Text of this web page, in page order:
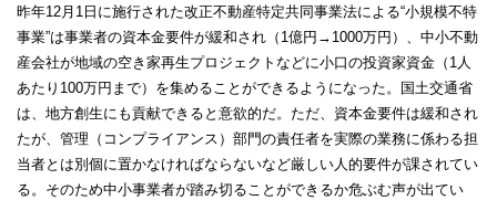
昨年12月1日に施行された改正不動産特定共同事業法による“小規模不特
事業”は事業者の資本金要件が緩和され（1億円→1000万円）、中小不動
産会社が地域の空き家再生プロジェクトなどに小口の投資家資金（1人
あたり100万円まで）を集めることができるようになった。国土交通省
は、地方創生にも貢献できると意欲的だ。ただ、資本金要件は緩和され
たが、管理（コンプライアンス）部門の責任者を実際の業務に係わる担
当者とは別個に置かなければならないなど厳しい人的要件が課されてい
る。そのため中小事業者が踏み切ることができるか危ぶむ声が出てい